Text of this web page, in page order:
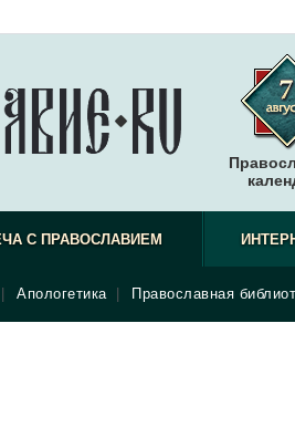
С ПРАВОСЛАВИЕМ
Апологетика Православная